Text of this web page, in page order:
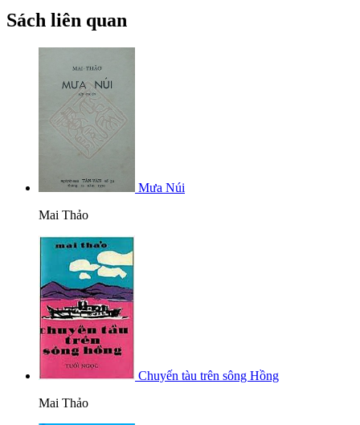
Sách liên quan
Mưa Núi
Mai Thảo
Chuyến tàu trên sông Hồng
Mai Thảo